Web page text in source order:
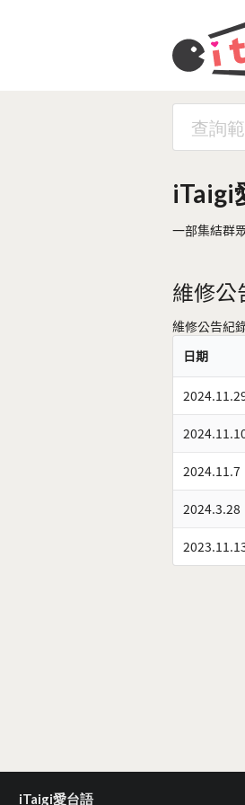
iTaigi
一部集結群
維修公
維修公告紀
日期
2024.11.7
2024.3.28
iTaigi愛台語